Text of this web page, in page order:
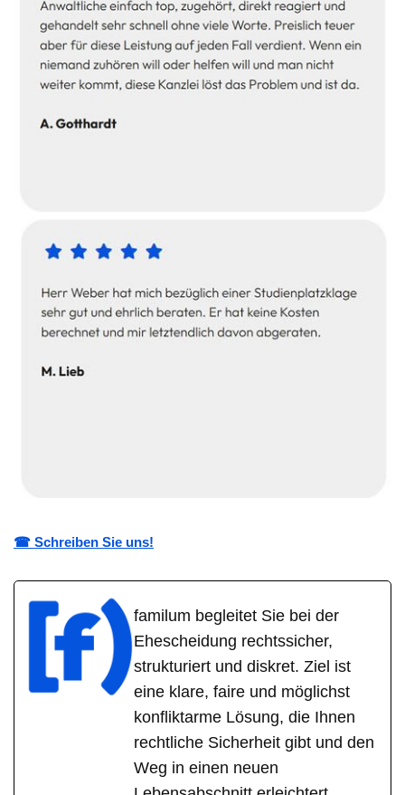
☎ Schreiben Sie uns!
familum begleitet Sie bei der
Ehescheidung rechtssicher,
strukturiert und diskret. Ziel ist
eine klare, faire und möglichst
konfliktarme Lösung, die Ihnen
rechtliche Sicherheit gibt und den
Weg in einen neuen